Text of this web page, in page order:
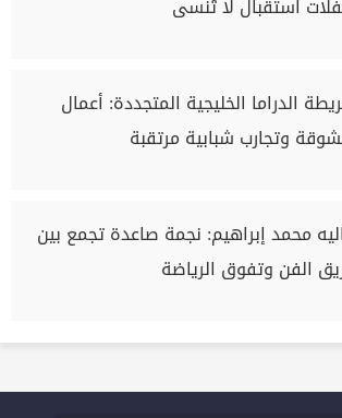
استقبال لا تُنسى
الدراما الخليجية المتجددة: أعمال
وتجارب شبابية مرتقبة
محمد إبراهيم: نجمة صاعدة تجمع بين
الفن وتفوق الرياضة